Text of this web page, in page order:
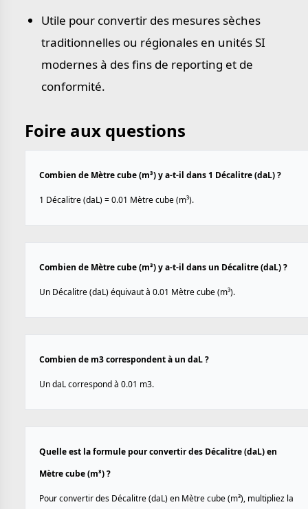
Utile pour convertir des mesures sèches
traditionnelles ou régionales en unités SI
modernes à des fins de reporting et de
conformité.
Foire aux questions
Combien de Mètre cube (m³) y a-t-il dans 1 Décalitre (daL) ?
1 Décalitre (daL) = 0.01 Mètre cube (m³).
Combien de Mètre cube (m³) y a-t-il dans un Décalitre (daL) ?
Un Décalitre (daL) équivaut à 0.01 Mètre cube (m³).
Combien de m3 correspondent à un daL ?
Un daL correspond à 0.01 m3.
Quelle est la formule pour convertir des Décalitre (daL) en
Mètre cube (m³) ?
Pour convertir des Décalitre (daL) en Mètre cube (m³), multipliez la